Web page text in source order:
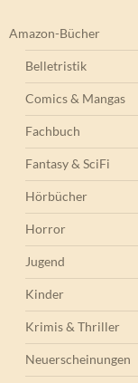
Amazon-Bücher
Belletristik
Comics & Mangas
Fachbuch
Fantasy & SciFi
Hörbücher
Horror
Jugend
Kinder
Krimis & Thriller
Neuerscheinungen